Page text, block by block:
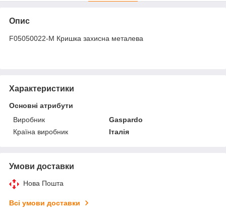
Опис
F05050022-M Кришка захисна металева
Характеристики
Основні атрибути
Виробник
Gaspardo
Країна виробник
Італія
Умови доставки
Нова Пошта
Всі умови доставки